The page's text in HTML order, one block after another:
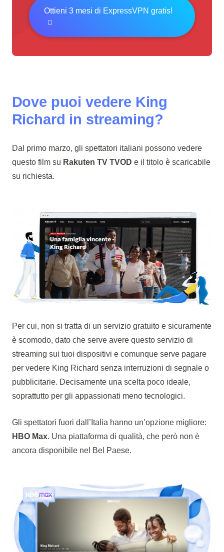
Ottieni 3 mesi di ExpressVPN gratis!
Dove puoi vedere King
Richard in streaming?
Dal primo marzo, gli spettatori italiani possono vedere
questo film su Rakuten TV TVOD e il titolo è scaricabile
su richiesta.
Per cui, non si tratta di un servizio gratuito e sicuramente
è scomodo, dato che serve avere questo servizio di
streaming sui tuoi dispositivi e comunque serve pagare
per vedere King Richard senza interruzioni di segnale o
pubblicitarie. Decisamente una scelta poco ideale,
soprattutto per gli appassionati meno tecnologici.
Gli spettatori fuori dall’Italia hanno un’opzione migliore:
HBO Max. Una piattaforma di qualità, che però non è
ancora disponibile nel Bel Paese.